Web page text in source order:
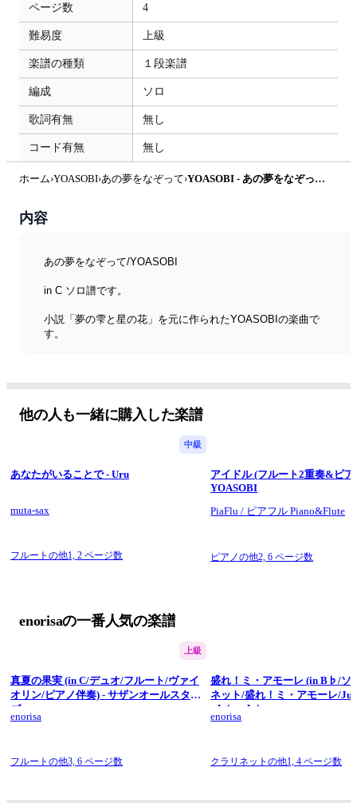
ページ数 4
難易度 上級
楽譜の種類 １段楽譜
編成 ソロ
歌詞有無 無し
コード有無 無し
ホーム›YOASOBI›あの夢をなぞって› YOASOBI - あの夢をなぞって (in C /ソロ/フルート/オーボエ/ヴァイオリン/YOASOBI/Ayase/あの夢をなぞって) by enorisa
内容
あの夢をなぞって/YOASOBI
in C ソロ譜です。
小説「夢の雫と星の花」を元に作られたYOASOBIの楽曲で
す。
ハモリパート有りの楽譜もありますので、そちらもよろしくお
願いします。
他の人も一緒に購入した楽譜
中級
あなたがいることで - Uru
muta-sax
フルートの他1, 2 ページ数
アイドル (フルート2重奏&ピア
YOASOBI
PiaFlu / ピアフル Piano&Flute
ピアノの他2,6 ページ数
enorisaの一番人気の楽譜
上級
真夏の果実 (in C/デュオ/フルート/ヴァイ
オリン/ピアノ伴奏) - サザンオールスター
ズ
enorisa
フルートの他3, 6 ページ数
盛れ！ミ・アモーレ (in B♭/ソ
ネット/盛れ！ミ・アモーレ/
- Juice=Juice
enorisa
クラリネットの他1,4 ページ数